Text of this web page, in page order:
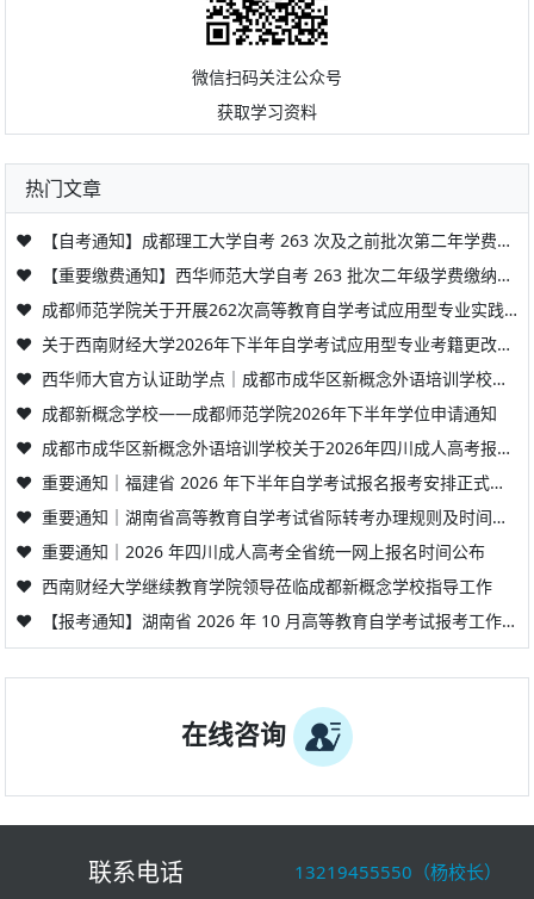
微信扫码关注公众号
获取学习资料
热门文章
❤
【自考通知】成都理工大学自考 263 次及之前批次第二年学费缴纳提醒
❤
【重要缴费通知】西华师范大学自考 263 批次二年级学费缴纳提醒
❤ 成都师范学院关于开展262次高等教育自学考试应用型专业实践课程线上考核工作的通知
❤ 关于西南财经大学2026年下半年自学考试应用型专业考籍更改办理的通知
❤ 西华师大官方认证助学点｜成都市成华区新概念外语培训学校，学历提升靠谱之选
❤ 成都新概念学校——成都师范学院2026年下半年学位申请通知
❤ 成都市成华区新概念外语培训学校关于2026年四川成人高考报名、报考流程及报考要求的官方通知
❤ 重要通知｜福建省 2026 年下半年自学考试报名报考安排正式公布
❤ 重要通知｜湖南省高等教育自学考试省际转考办理规则及时间提醒
❤ 重要通知｜2026 年四川成人高考全省统一网上报名时间公布
❤ 西南财经大学继续教育学院领导莅临成都新概念学校指导工作
❤
【报考通知】湖南省 2026 年 10 月高等教育自学考试报考工作通知
在线咨询
联系电话 13219455550（杨校长）